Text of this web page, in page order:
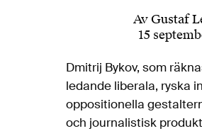
AvGustaf
15
Dmitrij Bykov, som
ledande liberala, ryska
oppositionella
och journalistisk